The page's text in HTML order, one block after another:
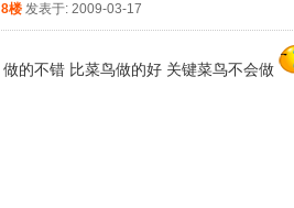
8楼 发表于: 2009-03-17
做的不错 比菜鸟做的好 关键菜鸟不会做